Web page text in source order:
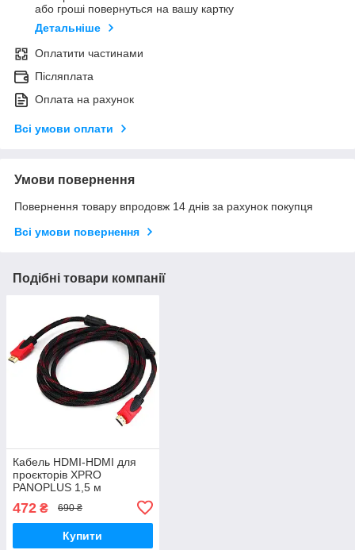
або гроші повернуться на вашу картку
Детальніше
Оплатити частинами
Післяплата
Оплата на рахунок
Всі умови оплати
Умови повернення
Повернення товару впродовж 14 днів за рахунок покупця
Всі умови повернення
Подібні товари компанії
Кабель HDMI-HDMI для
проєкторів XPRO
PANOPLUS 1,5 м
472 ₴ 690 ₴
Купити